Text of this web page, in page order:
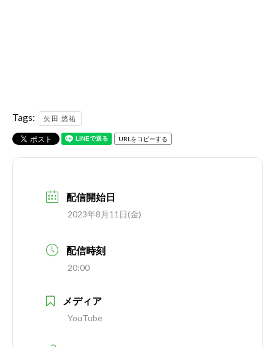
Tags: 矢田 悠祐
URLをコピーする
配信開始日
2023年8月11日(金)
配信時刻
20:00
メディア
YouTube